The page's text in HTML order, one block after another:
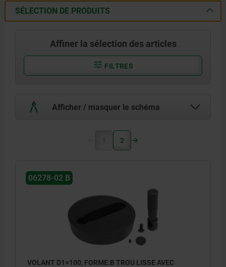
SÉLECTION DE PRODUITS
Affiner la sélection des articles
FILTRES
Afficher / masquer le schéma
1 2
06278-02 B
VOLANT D1=100, FORME:B TROU LISSE AVEC